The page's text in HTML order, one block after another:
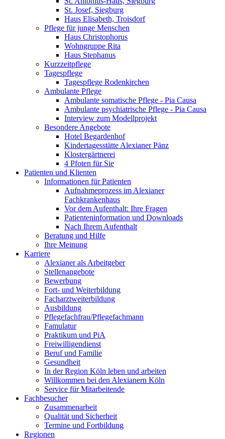
St. Josef, Siegburg
Haus Elisabeth, Troisdorf
Pflege für junge Menschen
Haus Christophorus
Wohngruppe Rita
Haus Stephanus
Kurzzeitpflege
Tagespflege
Tagespflege Rodenkirchen
Ambulante Pflege
Ambulante somatische Pflege - Pia Causa
Ambulante psychiatrische Pflege - Pia Causa
Interview zum Modellprojekt
Besondere Angebote
Hotel Begardenhof
Kindertagesstätte Alexianer Pänz
Klostergärtnerei
4 Pfoten für Sie
Patienten und Klienten
Informationen für Patienten
Aufnahmeprozess im Alexianer
Fachkrankenhaus
Vor dem Aufenthalt: Ihre Fragen
Patienteninformation und Downloads
Nach Ihrem Aufenthalt
Beratung und Hilfe
Ihre Meinung
Karriere
Alexianer als Arbeitgeber
Stellenangebote
Bewerbung
Fort- und Weiterbildung
Facharztweiterbildung
Ausbildung
Pflegefachfrau/Pflegefachmann
Famulatur
Praktikum und PiA
Freiwilligendienst
Beruf und Familie
Gesundheit
In der Region Köln leben und arbeiten
Willkommen bei den Alexianern Köln
Service für Mitarbeitende
Fachbesucher
Zusammenarbeit
Qualität und Sicherheit
Termine und Fortbildung
Regionen